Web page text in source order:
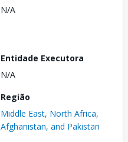
N/A
Entidade Executora
N/A
Região
Middle East, North Africa,
Afghanistan, and Pakistan